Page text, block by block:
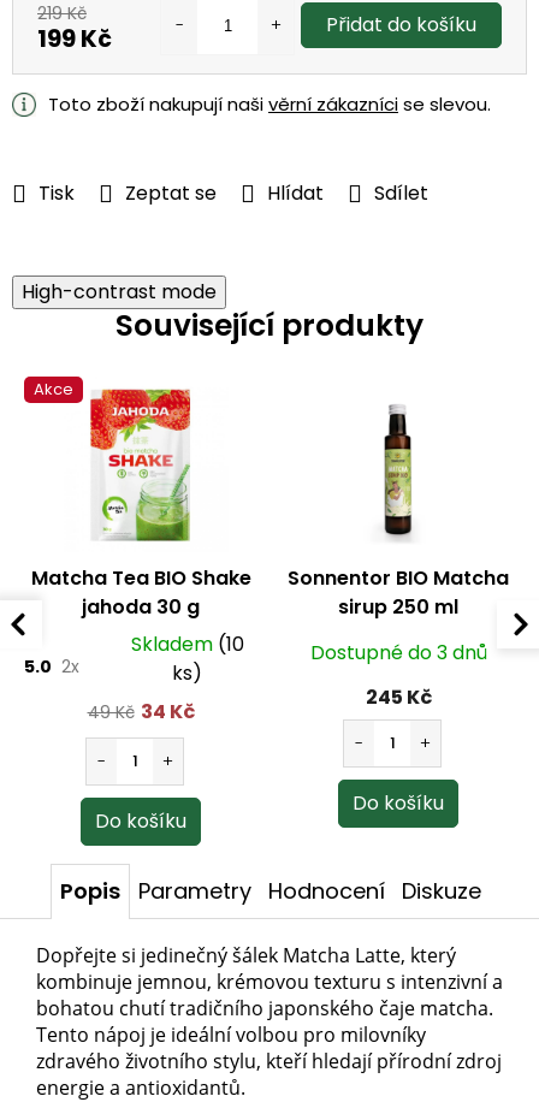
Tisk Zeptat se Hlídat Sdílet
219 Kč
199 Kč Přidat do košíku
Toto zboží nakupují našivěrní zákaznícise slevou.
High-contrast mode
Související produkty
Akce
Matcha Tea BIO Shake
jahoda 30 g
5.0 2x
Skladem (10
ks)
49 Kč 34 Kč
Sonnentor BIO Matcha
sirup 250 ml
Dostupné do 3 dnů
245 Kč
Popis Parametry Hodnocení Diskuze
Dopřejte si jedinečný šálek Matcha Latte, který
kombinuje jemnou, krémovou texturu s intenzivní a
bohatou chutí tradičního japonského čaje matcha.
Tento nápoj je ideální volbou pro milovníky
zdravého životního stylu, kteří hledají přírodní zdroj
energie a antioxidantů.